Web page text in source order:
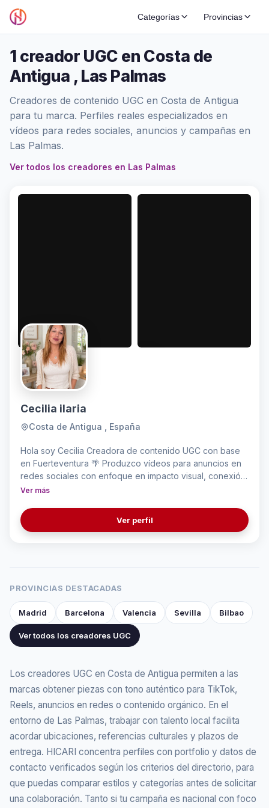
Categorías Provincias
1 creador UGC en Costa de
Antigua , Las Palmas
Creadores de contenido UGC en Costa de Antigua
para tu marca. Perfiles reales especializados en
vídeos para redes sociales, anuncios y campañas en
Las Palmas.
Ver todos los creadores en Las Palmas
Cecilia ilaria
Costa de Antigua , España
Hola soy Cecilia Creadora de contenido UGC con base
en Fuerteventura 🌴 Produzco vídeos para anuncios en
redes sociales con enfoque en impacto visual, conexión
inmediata y narrativa natural. Contenido lifestyle, travel y
Canarias, un entorno perfecto para contenido visual
atractivo y lifestyle. Hablo italiano, español, inglés y
Ver más
Ver perfil
PROVINCIAS DESTACADAS
Madrid Barcelona Valencia Sevilla Bilbao
Ver todos los creadores UGC
Los creadores UGC en Costa de Antigua permiten a las
marcas obtener piezas con tono auténtico para TikTok,
Reels, anuncios en redes o contenido orgánico. En el
entorno de Las Palmas, trabajar con talento local facilita
acordar ubicaciones, referencias culturales y plazos de
entrega. HICARI concentra perfiles con portfolio y datos de
contacto verificados según los criterios del directorio, para
que puedas comparar estilos y categorías antes de solicitar
una colaboración. Tanto si tu campaña es nacional con foco